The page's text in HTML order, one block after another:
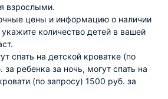
взрослыми.
цены и информацию о наличии
количество детей в вашей
спать на детской кроватке (по
за ребенка за ночь, могут спать на
(по запросу) 1500 руб. за